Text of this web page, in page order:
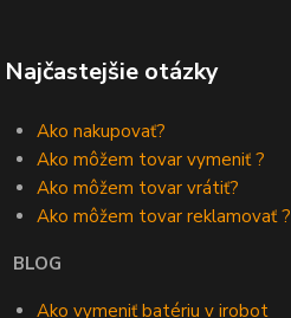
Najčastejšie otázky
Ako nakupovať?
Ako môžem tovar vymeniť ?
Ako môžem tovar vrátiť?
Ako môžem tovar reklamovať ?
BLOG
Ako vymeniť batériu v irobot